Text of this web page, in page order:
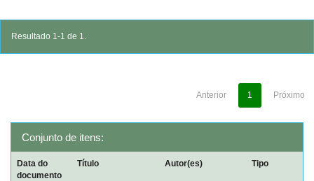
Resultado 1-1 de 1.
Anterior 1 Próximo
Conjunto de itens:
Data do
documento
Título Autor(es) Tipo